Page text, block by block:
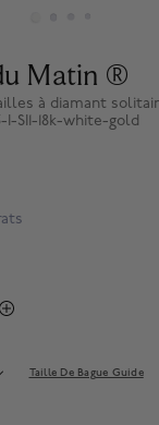
Matin ®
à diamant
SI1-18k-white-gold
Taille De Bague Guide